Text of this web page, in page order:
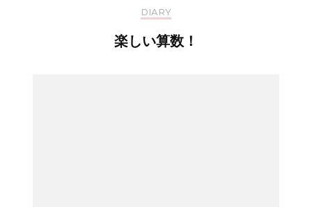
DIARY
楽しい算数！